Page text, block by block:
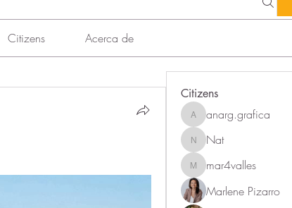
Citizens Acerca de
Citizens
anarg.grafica
anarg.grafica
NatNat
mar4valles
mar4valles
Marlene Pizarro